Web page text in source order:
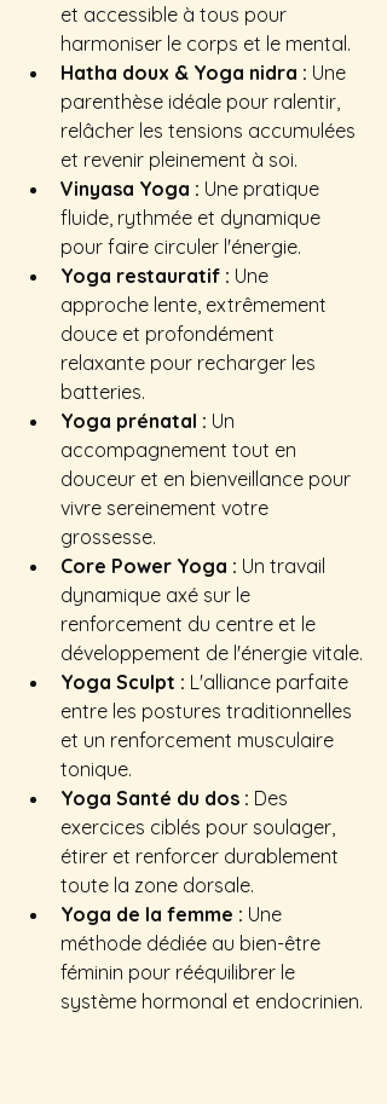
et accessible à tous pour
harmoniser le corps et le mental.
Hatha doux & Yoga nidra : Une
parenthèse idéale pour ralentir,
relâcher les tensions accumulées
et revenir pleinement à soi.
Vinyasa Yoga : Une pratique
fluide, rythmée et dynamique
pour faire circuler l'énergie.
Yoga restauratif : Une
approche lente, extrêmement
douce et profondément
relaxante pour recharger les
batteries.
Yoga prénatal : Un
accompagnement tout en
douceur et en bienveillance pour
vivre sereinement votre
grossesse.
Core Power Yoga : Un travail
dynamique axé sur le
renforcement du centre et le
développement de l'énergie vitale.
Yoga Sculpt : L'alliance parfaite
entre les postures traditionnelles
et un renforcement musculaire
tonique.
Yoga Santé du dos : Des
exercices ciblés pour soulager,
étirer et renforcer durablement
toute la zone dorsale.
Yoga de la femme : Une
méthode dédiée au bien-être
féminin pour rééquilibrer le
système hormonal et endocrinien.